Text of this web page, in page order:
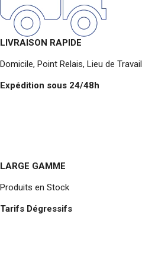
LIVRAISON RAPIDE
Domicile, Point Relais, Lieu de Travail
Expédition sous 24/48h
LARGE GAMME
Produits en Stock
Tarifs Dégressifs